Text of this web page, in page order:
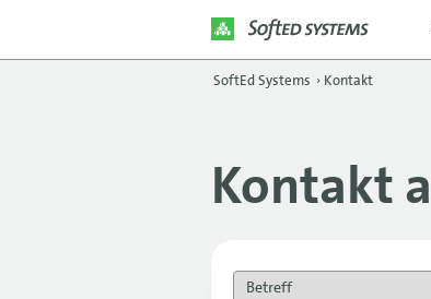
SoftEd Systems › Kontakt
Kontakt
Betreff